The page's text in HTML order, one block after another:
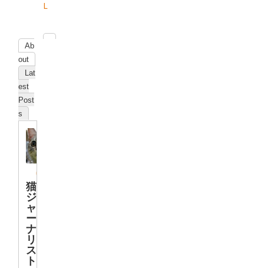
L
Ab
out
Lat
est
Post
s
猫
ジ
ャ
ー
ナ
リ
ス
ト